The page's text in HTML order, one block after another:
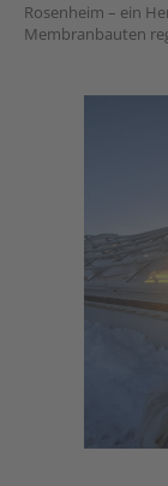
Rosenheim – ein
Membranbauten